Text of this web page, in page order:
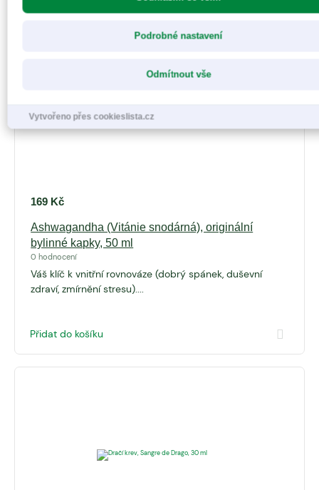
169 Kč
Ashwagandha (Vitánie snodárná), originální
bylinné kapky, 50 ml
0 hodnocení
Váš klíč k vnitřní rovnováze (dobrý spánek, duševní
zdraví, zmírnění stresu)....
Přidat do košíku
Podrobné nastavení
Odmítnout vše
Vytvořeno přes cookieslista.cz